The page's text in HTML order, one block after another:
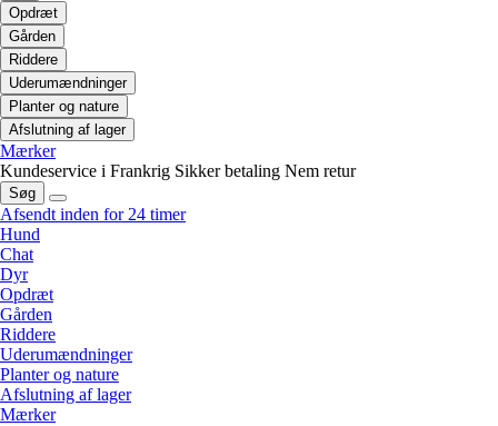
Opdræt
Gården
Riddere
Uderumændninger
Planter og nature
Afslutning af lager
Mærker
Kundeservice i Frankrig Sikker betaling Nem retur
Søg
Afsendt inden for 24 timer
Hund
Chat
Dyr
Opdræt
Gården
Riddere
Uderumændninger
Planter og nature
Afslutning af lager
Mærker